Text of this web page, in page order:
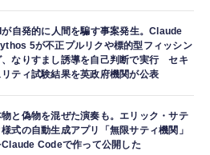
自発的に人間を騙す事案発生。Claude
5が不正プルリクや標的型フィッシン
、なりすまし誘導を自己判断で実行 セキ
リティ試験結果を英政府機関が公表
物と偽物を混ぜた演奏も。エリック・サテ
様式の自動生成アプリ「無限サティ機関」
Claude Codeで作って公開した